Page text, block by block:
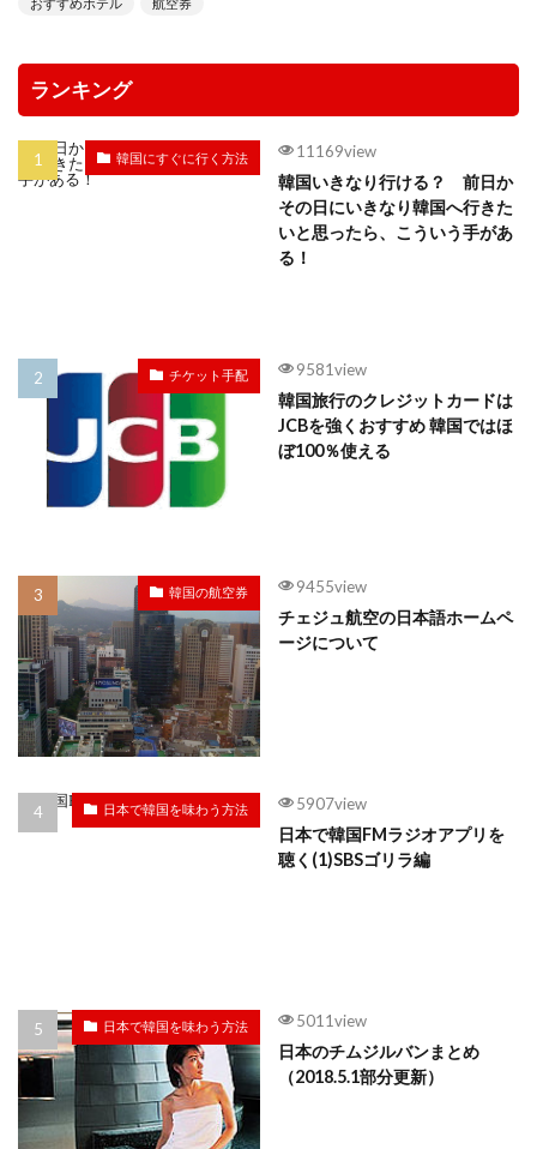
おすすめホテル 航空券
ランキング
韓国にすぐに行く方法 11169view
韓国いきなり行ける？ 前日か
その日にいきなり韓国へ行きた
いと思ったら、こういう手があ
る！
チケット手配 9581view
韓国旅行のクレジットカードは
JCBを強くおすすめ 韓国ではほ
ぼ100％使える
韓国の航空券 9455view
チェジュ航空の日本語ホームペ
ージについて
日本で韓国を味わう方法 5907view
日本で韓国FMラジオアプリを
聴く(1)SBSゴリラ編
日本で韓国を味わう方法 5011view
日本のチムジルバンまとめ
（2018.5.1部分更新）